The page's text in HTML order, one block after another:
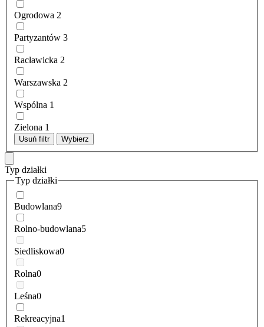
Ogrodowa 2
Partyzantów 3
Racławicka 2
Warszawska 2
Wspólna 1
Zielona 1
Usuń filtr Wybierz
Typ działki
Typ działki
Budowlana9
Rolno-budowlana5
Siedliskowa0
Rolna0
Leśna0
Rekreacyjna1